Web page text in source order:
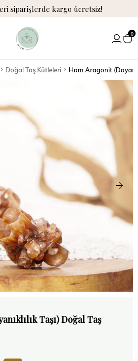
siparişlerde kargo ücretsiz!
0
Doğal Taş Kütleleri Ham Aragonit
Taşı) Doğal Taş